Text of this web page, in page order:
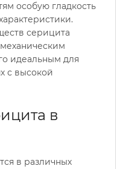
особую гладкость
серицита
механическим
идеальным для
с высокой
в
в различных